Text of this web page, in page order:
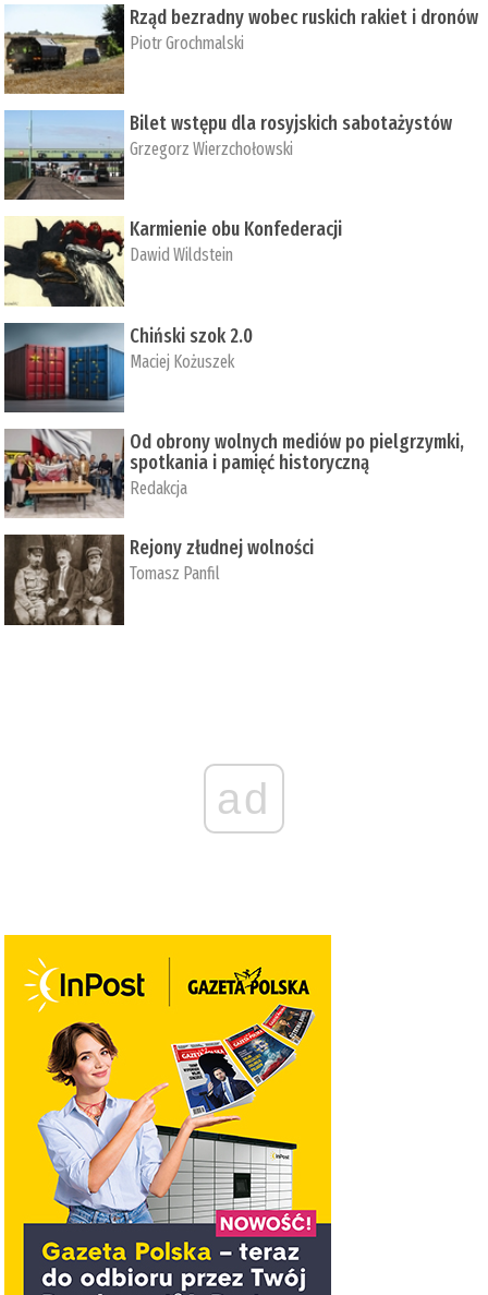
Rząd bezradny wobec ruskich rakiet i dronów
Piotr Grochmalski
Bilet wstępu dla rosyjskich sabotażystów
Grzegorz Wierzchołowski
Karmienie obu Konfederacji
Dawid Wildstein
Chiński szok 2.0
Maciej Kożuszek
Od obrony wolnych mediów po pielgrzymki,
spotkania i pamięć historyczną
Redakcja
Rejony złudnej wolności
Tomasz Panfil
ad